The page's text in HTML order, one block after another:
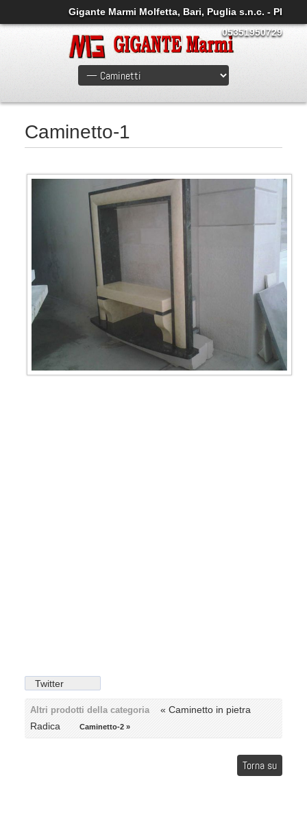
Gigante Marmi Molfetta, Bari, Puglia s.n.c. - PI
05351950729
Caminetto-1
Twitter
Altri prodotti della categoria
« Caminetto in pietra
Radica
Caminetto-2 »
Torna su